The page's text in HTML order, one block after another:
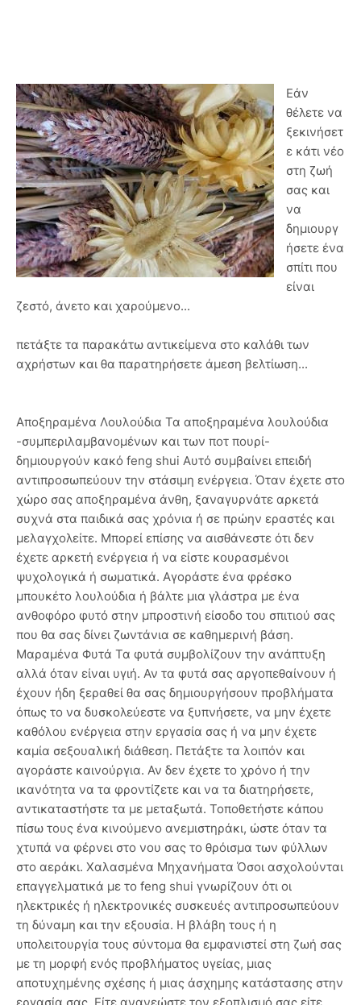
Εάν
θέλετε να
ξεκινήσετ
ε κάτι νέο
στη ζωή
σας και
να
δημιουργ
ήσετε ένα
σπίτι που
είναι
ζεστό, άνετο και χαρούμενο...
πετάξτε τα παρακάτω αντικείμενα στο καλάθι των
αχρήστων και θα παρατηρήσετε άμεση βελτίωση...
Αποξηραμένα Λουλούδια Τα αποξηραμένα λουλούδια
-συμπεριλαμβανομένων και των ποτ πουρί-
δημιουργούν κακό feng shui Αυτό συμβαίνει επειδή
αντιπροσωπεύουν την στάσιμη ενέργεια. Όταν έχετε στο
χώρο σας αποξηραμένα άνθη, ξαναγυρνάτε αρκετά
συχνά στα παιδικά σας χρόνια ή σε πρώην εραστές και
μελαγχολείτε. Μπορεί επίσης να αισθάνεστε ότι δεν
έχετε αρκετή ενέργεια ή να είστε κουρασμένοι
ψυχολογικά ή σωματικά. Αγοράστε ένα φρέσκο
μπουκέτο λουλούδια ή βάλτε μια γλάστρα με ένα
ανθοφόρο φυτό στην μπροστινή είσοδο του σπιτιού σας
που θα σας δίνει ζωντάνια σε καθημερινή βάση.
Μαραμένα Φυτά Τα φυτά συμβολίζουν την ανάπτυξη
αλλά όταν είναι υγιή. Αν τα φυτά σας αργοπεθαίνουν ή
έχουν ήδη ξεραθεί θα σας δημιουργήσουν προβλήματα
όπως το να δυσκολεύεστε να ξυπνήσετε, να μην έχετε
καθόλου ενέργεια στην εργασία σας ή να μην έχετε
καμία σεξουαλική διάθεση. Πετάξτε τα λοιπόν και
αγοράστε καινούργια. Αν δεν έχετε το χρόνο ή την
ικανότητα να τα φροντίζετε και να τα διατηρήσετε,
αντικαταστήστε τα με μεταξωτά. Τοποθετήστε κάπου
πίσω τους ένα κινούμενο ανεμιστηράκι, ώστε όταν τα
χτυπά να φέρνει στο νου σας το θρόισμα των φύλλων
στο αεράκι. Χαλασμένα Μηχανήματα Όσοι ασχολούνται
επαγγελματικά με το feng shui γνωρίζουν ότι οι
ηλεκτρικές ή ηλεκτρονικές συσκευές αντιπροσωπεύουν
τη δύναμη και την εξουσία. Η βλάβη τους ή η
υπολειτουργία τους σύντομα θα εμφανιστεί στη ζωή σας
με τη μορφή ενός προβλήματος υγείας, μιας
αποτυχημένης σχέσης ή μιας άσχημης κατάστασης στην